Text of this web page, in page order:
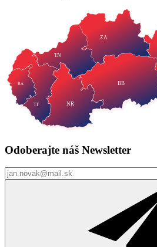
TT NR
TN
ZA
BB
BA
Odoberajte náš Newsletter